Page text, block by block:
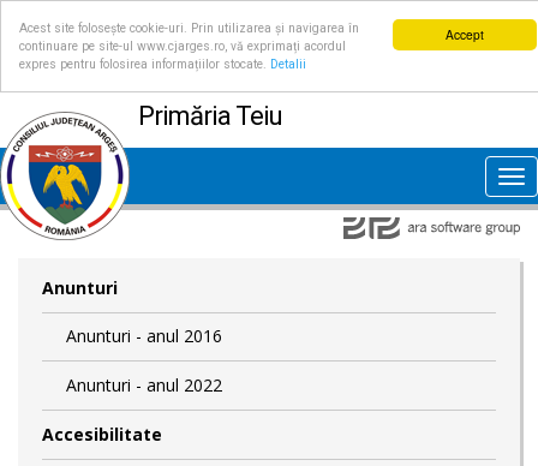
Accept
Acest site folosește cookie-uri. Prin utilizarea și navigarea în
continuare pe site-ul www.cjarges.ro, vă exprimați acordul
expres pentru folosirea informațiilor stocate.
Detalii
Primăria Teiu
Anunturi
Anunturi - anul 2016
Anunturi - anul 2022
Accesibilitate